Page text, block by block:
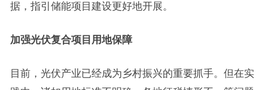
据，指引储能项目建设更好地开展。
加强光伏复合项目用地保障
目前，光伏产业已经成为乡村振兴的重要抓手。但在实